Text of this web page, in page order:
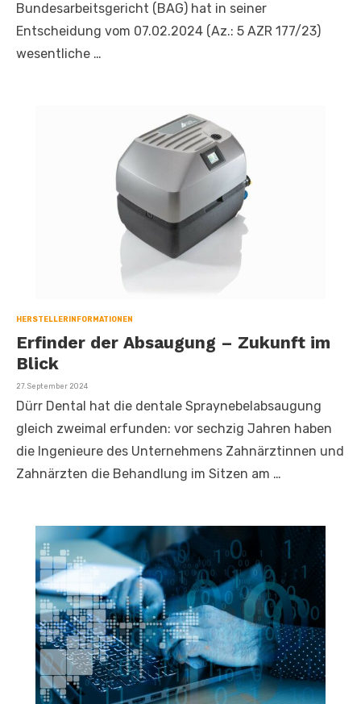
Bundesarbeitsgericht (BAG) hat in seiner
Entscheidung vom 07.02.2024 (Az.: 5 AZR 177/23)
wesentliche …
HERSTELLERINFORMATIONEN
Erfinder der Absaugung – Zukunft im
Blick
Veröffentlicht
27. September 2024
Dürr Dental hat die dentale Spraynebelabsaugung
gleich zweimal erfunden: vor sechzig Jahren haben
die Ingenieure des Unternehmens Zahnärztinnen und
Zahnärzten die Behandlung im Sitzen am …